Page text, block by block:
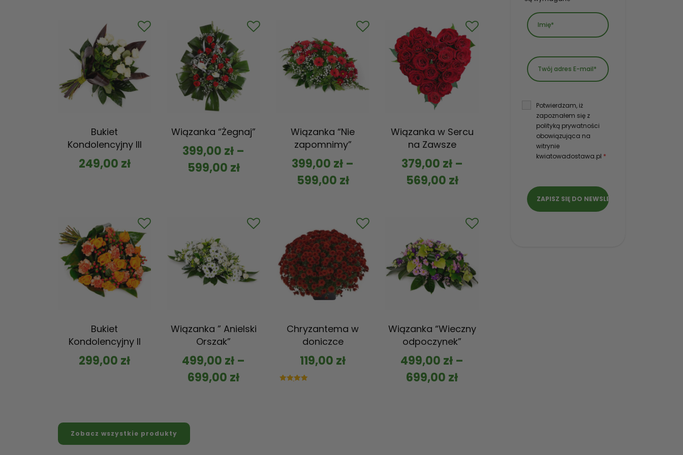
Bukiet
Kondolencyjny III
249,00 zł
Wiązanka “Żegnaj”
399,00 zł –
599,00 zł
Wiązanka “Nie
zapomnimy”
399,00 zł –
599,00 zł
Wiązanka w Sercu
na Zawsze
379,00 zł–
569,00 zł
Bukiet
Kondolencyjny II
299,00 zł
Wiązanka ” Anielski
Orszak”
499,00 zł –
699,00 zł
Chryzantema w
doniczce
119,00 zł
Wiązanka “Wieczny
odpoczynek”
499,00 zł –
699,00 zł
Zobacz wszystkie produkty
Potwierdzam, iż
zapoznałem się z
polityką prywatności
obowiązująca na
witrynie
kwiatowadostawa.pl *